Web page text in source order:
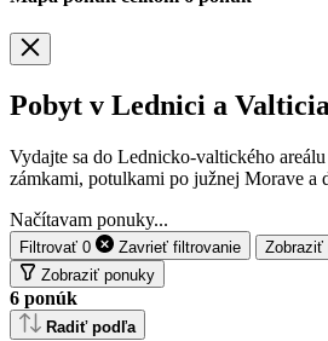
Pobyt v Lednici a
Vydajte sa do Lednicko-valtického
zámkami, potulkami po južnej Morave a
Načítavam ponuky...
Filtrovať 0 Zavrieť filtrovanie
Zobraziť
Zobraziť ponuky
6 ponúk
Radiť podľa